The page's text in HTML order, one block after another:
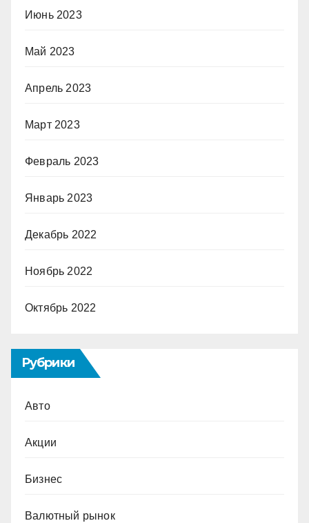
Июнь 2023
Май 2023
Апрель 2023
Март 2023
Февраль 2023
Январь 2023
Декабрь 2022
Ноябрь 2022
Октябрь 2022
Рубрики
Авто
Акции
Бизнес
Валютный рынок